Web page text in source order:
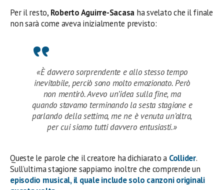
Per il resto, Roberto Aguirre-Sacasa ha svelato che il finale
non sarà come aveva inizialmente previsto:
«È davvero sorprendente e allo stesso tempo
inevitabile, perciò sono molto emozionato. Però
non mentirò. Avevo un’idea sulla fine, ma
quando stavamo terminando la sesta stagione e
parlando della settima, me ne è venuta un’altra,
per cui siamo tutti davvero entusiasti.»
Queste le parole che il creatore ha dichiarato a Collider.
Sull’ultima stagione sappiamo inoltre che comprende un
episodio musical, il quale include solo canzoni originali